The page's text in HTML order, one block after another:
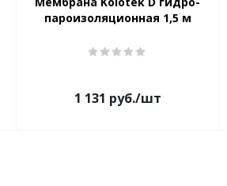
пароизоляционная 1,5 м
1 131 руб./шт